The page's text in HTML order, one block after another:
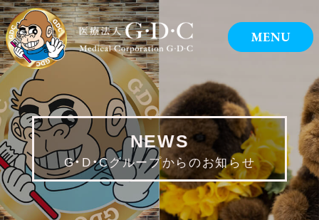
NEWS
G・D・Cグループからのお知らせ